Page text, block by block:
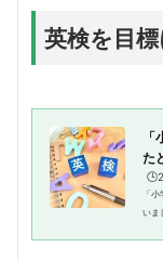
英検を目
た
「
いま